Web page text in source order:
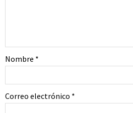
Nombre *
Correo electrónico *